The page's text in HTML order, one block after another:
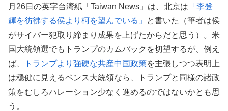
月26日の英字台湾紙「Taiwan News」は、北京は 「李登
輝を彷彿する侯より柯を望んでいる」
と書いた（筆者は侯
がサイバー犯取り締まり成果を上げたからだと思う）。米
国大統領選でもトランプのカムバックを切望するが、例え
ば、
トランプより強硬な共産中国政策を主張しつつ表明上
は穏健に見えるペンス大統領なら、トランプと同様の諸政
策をむしろハレーション少なく進めるのではないかとも思
う。